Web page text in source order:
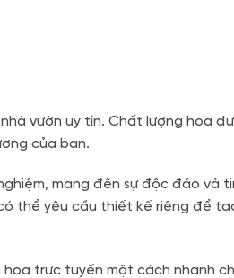
vườn uy tín. Chất lượng hoa
của bạn.
mang đến sự độc đáo và
thể yêu cầu thiết kế riêng để
trực tuyến một cách nhanh